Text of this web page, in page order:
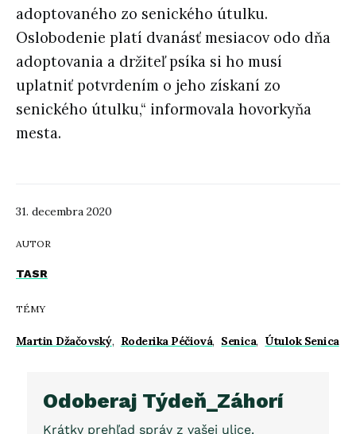
31. decembra 2020
AUTOR
TASR
TÉMY
Martin Džačovský, Roderika Péčiová, Senica, Útulok Senica
adoptovaného zo senického útulku.
Oslobodenie platí dvanásť mesiacov odo dňa
adoptovania a držiteľ psíka si ho musí
uplatniť potvrdením o jeho získaní zo
senického útulku,“ informovala hovorkyňa
mesta.
Odoberaj Týdeň_Záhorí
Krátky prehľad správ z vašej ulice.